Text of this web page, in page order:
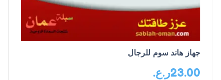
جهاز هاند سوم للرجال
23.00ر.ع.